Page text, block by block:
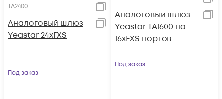
TA2400
Аналоговый шлюз
Yeastar 24xFXS
Под заказ
Аналоговый шлюз
Yeastar TA1600 на
16xFXS портов
Под заказ